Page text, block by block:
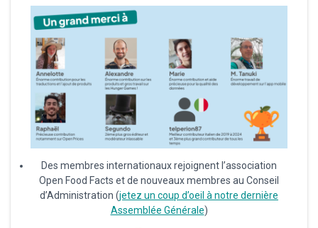
Des membres internationaux rejoignent l’association
Open Food Facts et de nouveaux membres au Conseil
d’Administration (jetez un coup d’oeil à notre dernière
Assemblée Générale)